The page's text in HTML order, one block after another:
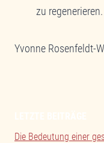
zu regenerieren.
Yvonne Rosenfeldt-
Die Bedeutung einer